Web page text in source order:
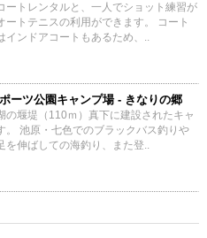
ートレンタルと、一人でショット練習が
ートテニスの利用ができます。 コート
インドアコートもあるため、..
ーツ公園キャンプ場 - きなりの郷
の堰堤（110ｍ）真下に建設されたキャ
。 池原・七色でのブラックバス釣りや
を伸ばしての海釣り、また登..